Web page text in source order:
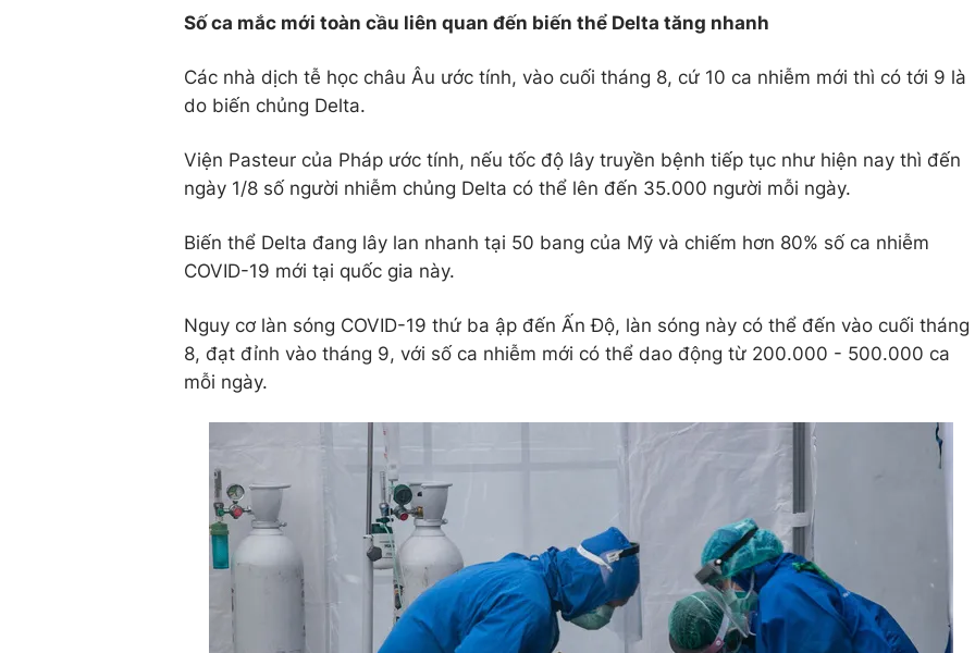
Số ca mắc mới toàn cầu liên quan đến biến thể Delta tăng nhanh
Các nhà dịch tễ học châu Âu ước tính, vào cuối tháng 8, cứ 10 ca nhiễm mới thì có tới 9 là
do biến chủng Delta.
Viện Pasteur của Pháp ước tính, nếu tốc độ lây truyền bệnh tiếp tục như hiện nay thì đến
ngày 1/8 số người nhiễm chủng Delta có thể lên đến 35.000 người mỗi ngày.
Biến thể Delta đang lây lan nhanh tại 50 bang của Mỹ và chiếm hơn 80% số ca nhiễm
COVID-19 mới tại quốc gia này.
Nguy cơ làn sóng COVID-19 thứ ba ập đến Ấn Độ, làn sóng này có thể đến vào cuối tháng
8, đạt đỉnh vào tháng 9, với số ca nhiễm mới có thể dao động từ 200.000 - 500.000 ca
mỗi ngày.